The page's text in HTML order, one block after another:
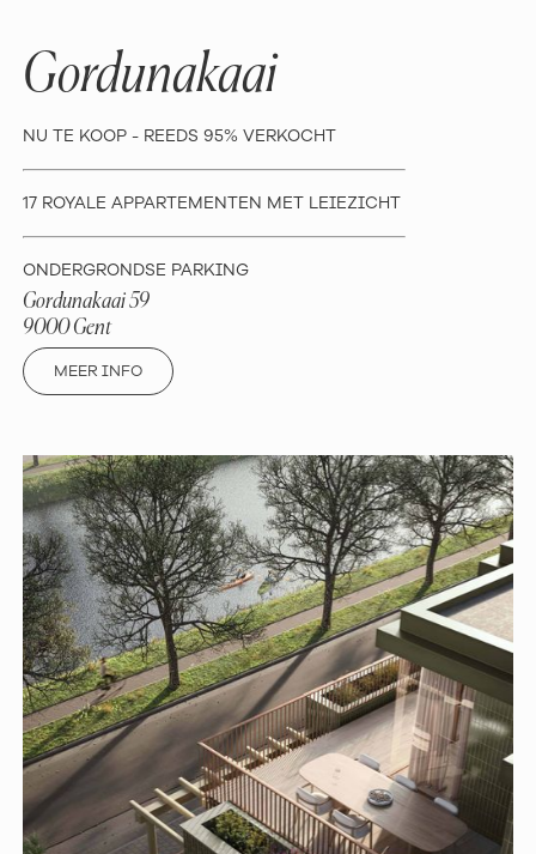
Gordunakaai
NU TE KOOP - REEDS 95% VERKOCHT
17 ROYALE APPARTEMENTEN MET LEIEZICHT
ONDERGRONDSE PARKING
Gordunakaai 59
9000 Gent
MEER INFO